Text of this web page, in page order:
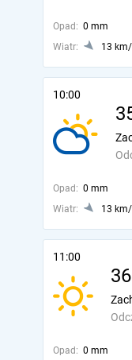
Opad: 0 mm
Wiatr:
13
10:00
Opad: 0 mm
Wiatr:
13
11:00
Opad: 0 mm